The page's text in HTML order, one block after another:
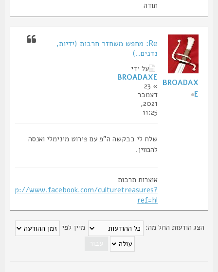
Re: מחפש משחזר חרבות (ידיות,
נדנים..)
על ידי
BROADAXE
» 23
דצמבר
2021,
שלח לי בבקשה ה"פ עם פירוט מינימלי ואנסה
להכווין.
אוצרות תרבות
http://www.facebook.com/culturetreasures?
ref=hl
BROADAX
הודעות החל מה: מיין לפי